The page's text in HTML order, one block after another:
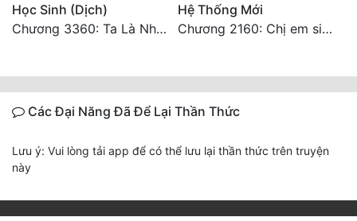
Học Sinh (Dịch)
Chương 3360: Ta Là Nhân Hoàng (2) (Đại Kết Cục)
Hệ Thống Mới
Chương 2160: Chị em sinh đôi
Các Đại Năng Đã Để Lại Thần Thức
Lưu ý: Vui lòng tải app để có thể lưu lại thần thức trên truyện
này